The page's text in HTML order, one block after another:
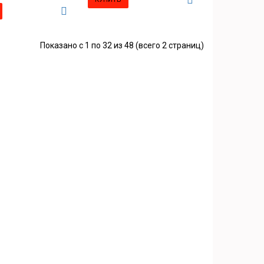
Показано с 1 по 32 из 48 (всего 2 страниц)